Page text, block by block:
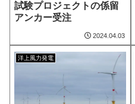
試験プロジェクトの係留
アンカー受注
2024.04.03
洋上風力発電